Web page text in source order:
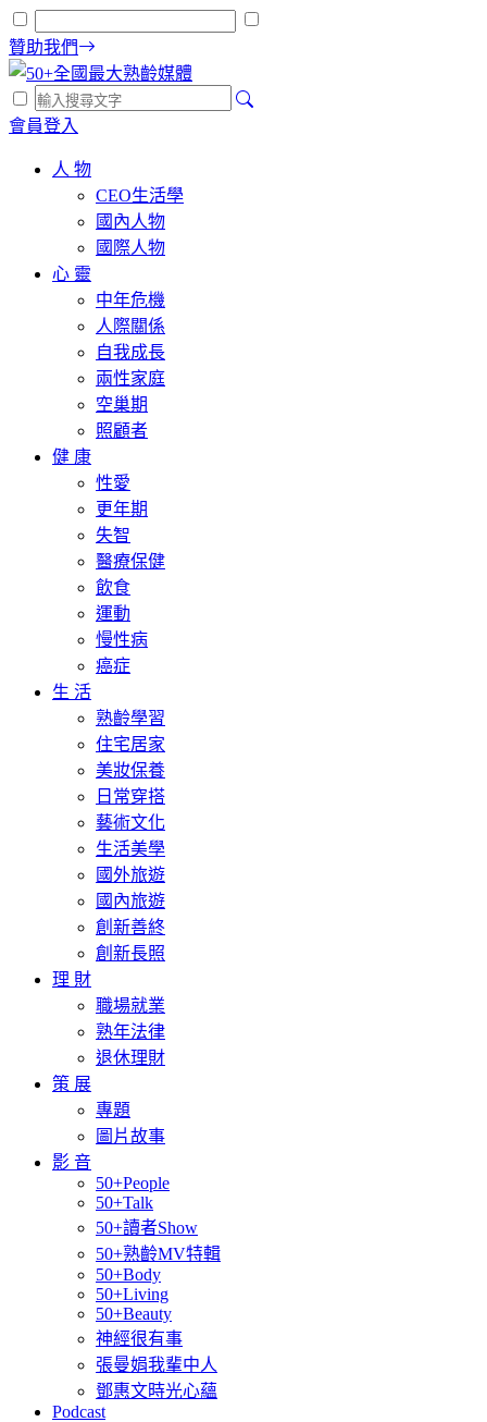
贊助我們
會員登入
人 物
CEO生活學
國內人物
國際人物
心 靈
中年危機
人際關係
自我成長
兩性家庭
空巢期
照顧者
健 康
性愛
更年期
失智
醫療保健
飲食
運動
慢性病
癌症
生 活
熟齡學習
住宅居家
美妝保養
日常穿搭
藝術文化
生活美學
國外旅遊
國內旅遊
創新善終
創新長照
理 財
職場就業
熟年法律
退休理財
策 展
專題
圖片故事
影 音
50+People
50+Talk
50+讀者Show
50+熟齡MV特輯
50+Body
50+Living
50+Beauty
神經很有事
張曼娟我輩中人
鄧惠文時光心蘊
Podcast